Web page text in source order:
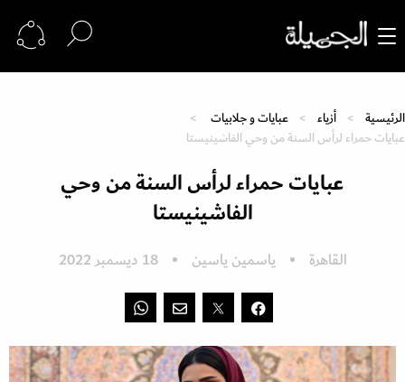
الرئيسية أزياء
عبايات و جلابيات
عبايات حمراء لرأس السنة من وحي الفاشينيستا
عبايات حمراء لرأس السنة من وحي
الفاشينيستا
القاهرة ياسمين ياسين 18 ديسمبر 2022